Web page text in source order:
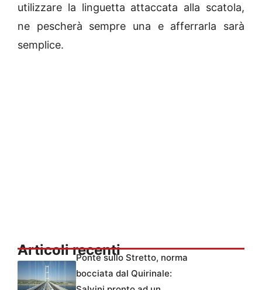
utilizzare la linguetta attaccata alla scatola,
ne pescherà sempre una e afferrarla sarà
semplice.
Articoli recentiPonte sullo Stretto, norma
bocciata dal Quirinale: